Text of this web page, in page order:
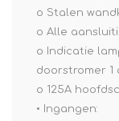
o Stalen
o Alle
o Indicatie
doorstromer 1
o 125A
• Ingangen: